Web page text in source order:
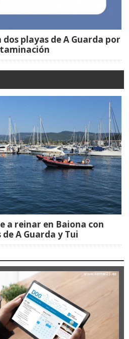
playas de A Guarda por
a reinar en Baiona con
A Guarda y Tui